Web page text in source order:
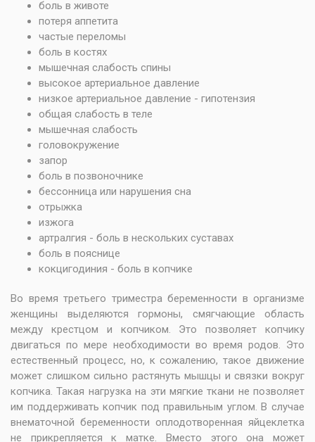
боль в животе
потеря аппетита
частые переломы
боль в костях
мышечная слабость спины
высокое артериальное давление
низкое артериальное давление - гипотензия
общая слабость в теле
мышечная слабость
головокружение
запор
боль в позвоночнике
бессонница или нарушения сна
отрыжка
изжога
артралгия - боль в нескольких суставах
боль в пояснице
кокцигодиния - боль в копчике
Во время третьего триместра беременности в организме
женщины выделяются гормоны, смягчающие область
между крестцом и копчиком. Это позволяет копчику
двигаться по мере необходимости во время родов. Это
естественный процесс, но, к сожалению, такое движение
может слишком сильно растянуть мышцы и связки вокруг
копчика. Такая нагрузка на эти мягкие ткани не позволяет
им поддерживать копчик под правильным углом. В случае
внематочной беременности оплодотворенная яйцеклетка
не прикрепляется к матке. Вместо этого она может